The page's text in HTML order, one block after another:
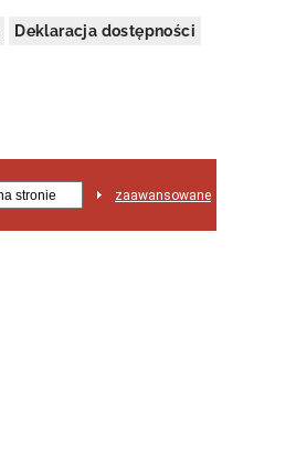
Deklaracja dostępności
zaawansowane